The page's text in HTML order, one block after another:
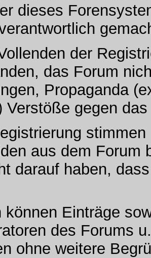
dieses
der
das Forum
Propaganda
Verstöße gegen
aus dem Forum
darauf haben,
können Einträge
des Forums
ohne weitere